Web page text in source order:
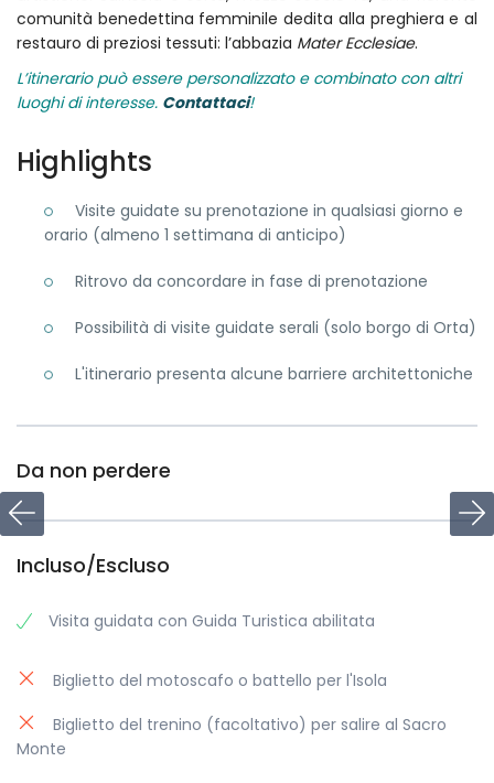
comunità benedettina femminile dedita alla preghiera e al
restauro di preziosi tessuti: l’abbazia Mater Ecclesiae.
L’itinerario può essere personalizzato e combinato con altri
luoghi di interesse. Contattaci!
Highlights
Visite guidate su prenotazione in qualsiasi giorno e
orario (almeno 1 settimana di anticipo)
Ritrovo da concordare in fase di prenotazione
Possibilità di visite guidate serali (solo borgo di Orta)
L'itinerario presenta alcune barriere architettoniche
Da non perdere
Incluso/Escluso
Visita guidata con Guida Turistica abilitata
Biglietto del motoscafo o battello per l'Isola
Biglietto del trenino (facoltativo) per salire al Sacro
Monte